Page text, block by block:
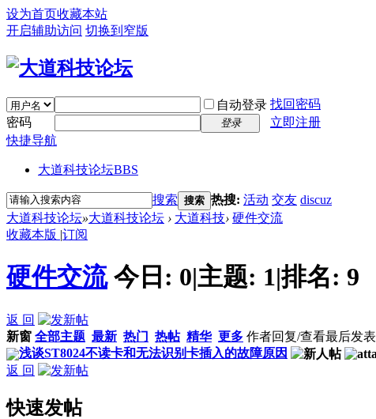
设为首页收藏本站
开启辅助访问 切换到窄版
自动登录 找回密码
密码
登录
立即注册
快捷导航
大道科技论坛BBS
搜索 搜索 热搜: 活动 交友 discuz
大道科技论坛»大道科技论坛 › 大道科技› 硬件交流
收藏本版 |订阅
硬件交流 今日: 0|主题: 1|排名: 9
返 回
新窗 全部主题 最新 热门 热帖 精华 更多 作者回复/查看最后发表
浅谈ST8024不读卡和无法识别卡插入的故障原因
返 回
快速发帖